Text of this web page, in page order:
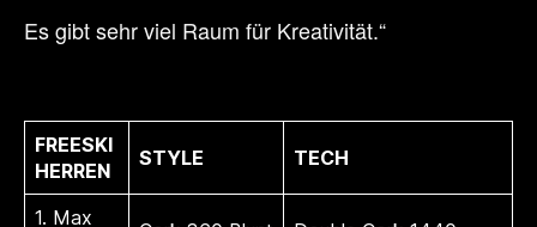
Es gibt sehr viel Raum für Kreativität.“
FREESKI
HERREN
STYLE TECH
1. Max